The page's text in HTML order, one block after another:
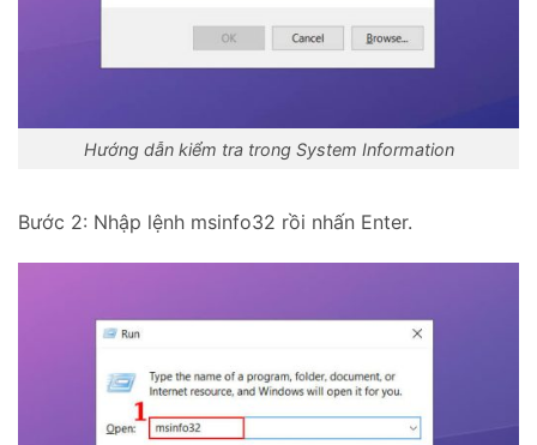
Hướng dẫn kiểm tra trong System Information
Bước 2: Nhập lệnh msinfo32 rồi nhấn Enter.